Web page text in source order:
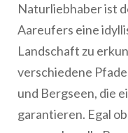
Naturliebhaber ist
Aareufers eine
Landschaft zu
verschiedene
und Bergseen, die
garantieren. Egal